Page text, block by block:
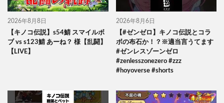
2026年8月8日
【キノコ伝説】s54鯖 スマイルボ
ブ vs s123鯖 あーね？ 様【乱闘】
【LIVE】
2026年8月6日
【#ゼンゼロ】キノコ伝説とコラ
ボの布石か！？※適当言うてます
#ゼンレスゾーンゼロ
#zenlesszonezero #zzz
#hoyoverse #shorts